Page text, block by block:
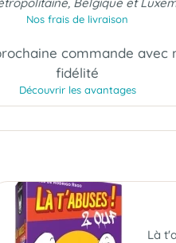
Nos frais de livraison
commande avec
fidélité
Découvrir les avantages
Là